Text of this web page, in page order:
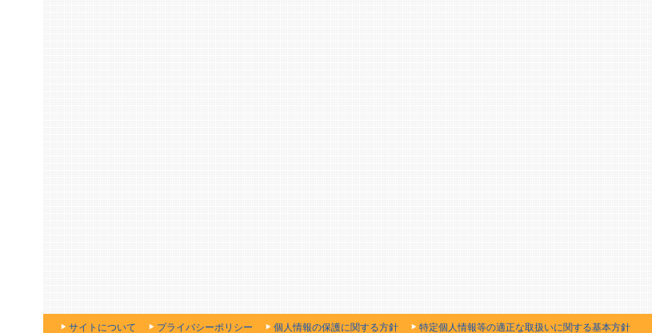
サイトについて プライバシーポリシー 個人情報の保護に関する方針 特定個人情報等の適正な取扱いに関する基本方針